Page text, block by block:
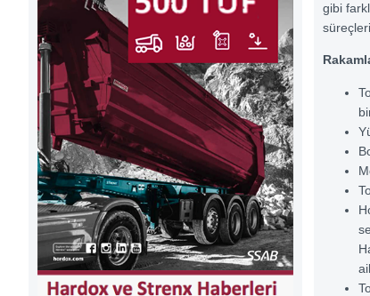
gibi